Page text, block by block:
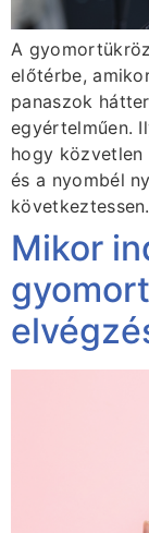
A
előtérbe,
panaszok
egyértelműen.
hogy
és a nyombél
következtessen.
Mikor